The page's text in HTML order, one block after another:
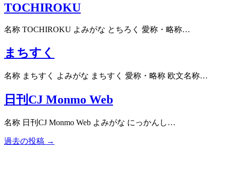
TOCHIROKU
名称 TOCHIROKU よみがな とちろく 愛称・略称…
まちすく
名称 まちすく よみがな まちすく 愛称・略称 欧文名称…
日刊CJ Monmo Web
名称 日刊CJ Monmo Web よみがな にっかんし…
過去の投稿 →